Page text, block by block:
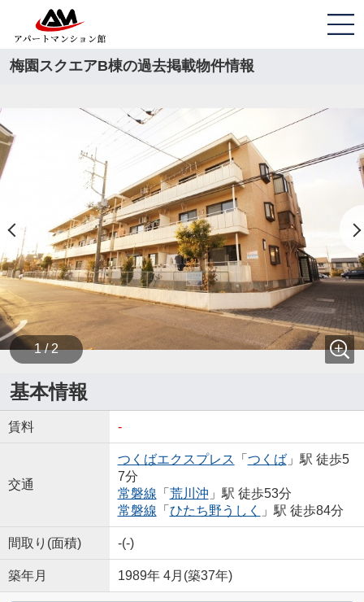
梅園スクエアB棟の過去掲載物件情報
1 / 2
基本情報
賃料 -
交通
つくばエクスプレス 「 つくば」駅 徒歩5
7分
常磐線 「 荒川沖 」駅 徒歩53分
常磐線 「 ひたち野うしく 」駅 徒歩84分
間取り(面積) -(-)
築年月 1989年 4月(築37年)